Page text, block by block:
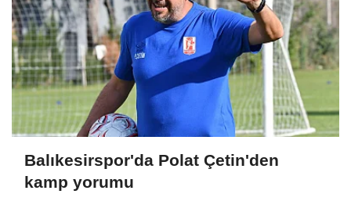
Balıkesirspor'da Polat Çetin'den
kamp yorumu